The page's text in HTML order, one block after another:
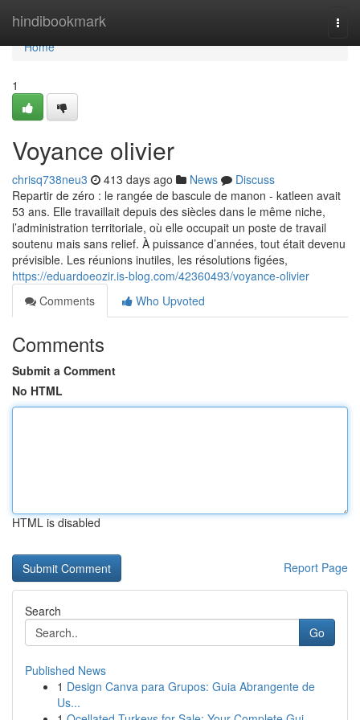
hindibookmark
Home
Home
1
Voyance olivier
chrisq738neu3 413 days ago News
Discuss
Repartir de zéro : le rangée de bascule de manon - katleen avait
53 ans. Elle travaillait depuis des siècles dans le même niche,
l’administration territoriale, où elle occupait un poste de travail
soutenu mais sans relief. À puissance d’années, tout était devenu
prévisible. Les réunions inutiles, les résolutions figées,
https://eduardoeozir.is-blog.com/42360493/voyance-olivier
Comments
Who Upvoted
Comments
Submit a Comment
No HTML
HTML is disabled
Report Page
Search
Go
Published News
1 Design Canva para Grupos: Guia Abrangente de
Us...